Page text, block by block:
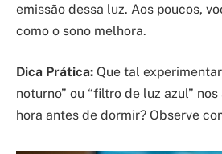
emissão dessa luz. Aos poucos,
como o sono melhora.
Dica Prática: Que tal
noturno” ou “filtro de luz azul”
hora antes de dormir? Observe